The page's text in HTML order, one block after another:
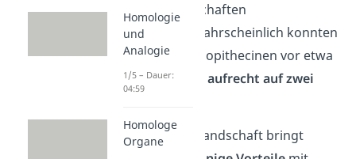
zu offenen Landschaften
(‚Bodenleben‘). Wahrscheinlich konnten
bereits die Australopithecinen vor etwa
4 Millionen Jahrenaufrecht auf zwei
In einer offenen Landschaft bringt
Homologie
und
Analogie
1/5 – Dauer:
04:59
Homologe
Organe